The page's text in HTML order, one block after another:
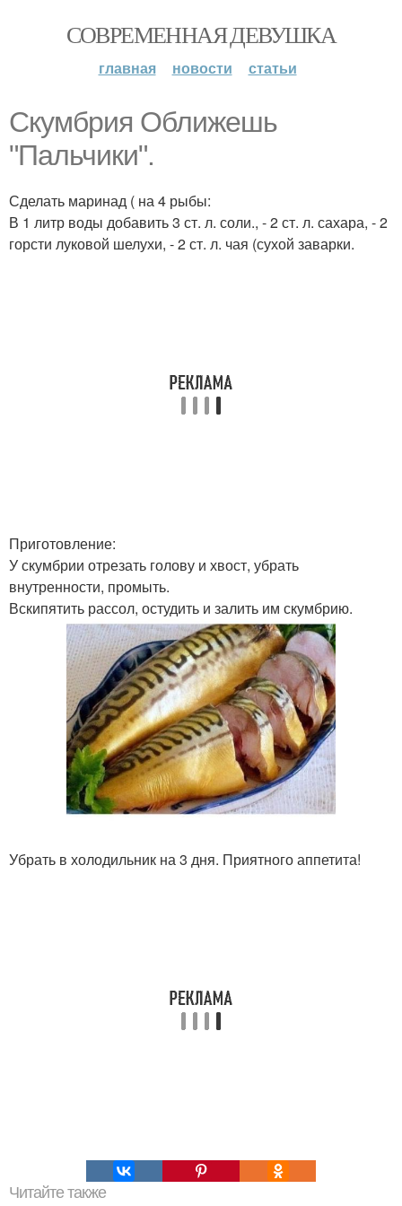
СОВРЕМЕННАЯ ДЕВУШКА
главная новости статьи
Скумбрия Оближешь
"Пальчики".
Сделать маринад ( на 4 рыбы:
В 1 литр воды добавить 3 ст. л. соли., - 2 ст. л. сахара, - 2
горсти луковой шелухи, - 2 ст. л. чая (сухой заварки.
Приготовление:
У скумбрии отрезать голову и хвост, убрать
внутренности, промыть.
Вскипятить рассол, остудить и залить им скумбрию.
Убрать в холодильник на 3 дня. Приятного аппетита!
Читайте также